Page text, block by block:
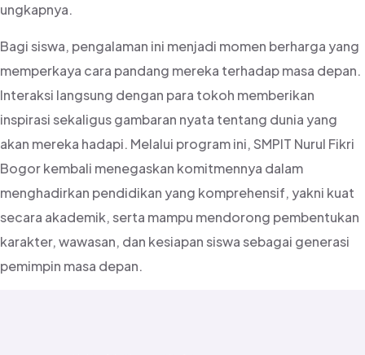
ungkapnya.
Bagi siswa, pengalaman ini menjadi momen berharga yang
memperkaya cara pandang mereka terhadap masa depan.
Interaksi langsung dengan para tokoh memberikan
inspirasi sekaligus gambaran nyata tentang dunia yang
akan mereka hadapi. Melalui program ini, SMPIT Nurul Fikri
Bogor kembali menegaskan komitmennya dalam
menghadirkan pendidikan yang komprehensif, yakni kuat
secara akademik, serta mampu mendorong pembentukan
karakter, wawasan, dan kesiapan siswa sebagai generasi
pemimpin masa depan.